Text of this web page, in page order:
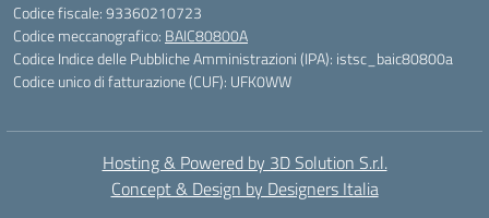
Codice fiscale: 93360210723
Codice meccanografico: BAIC80800A
Codice Indice delle Pubbliche Amministrazioni (IPA): istsc_baic80800a
Codice unico di fatturazione (CUF): UFK0WW
Hosting & Powered by 3D Solution S.r.l.
Concept & Design by Designers Italia